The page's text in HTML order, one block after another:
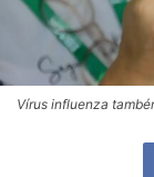
Vírus influenza